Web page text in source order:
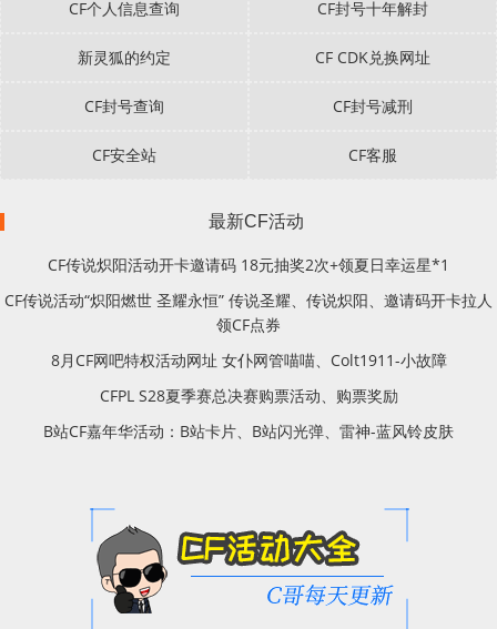
CF个人信息查询 CF封号十年解封
新灵狐的约定 CF CDK兑换网址
CF封号查询 CF封号减刑
CF安全站 CF客服
最新CF活动
CF传说炽阳活动开卡邀请码 18元抽奖2次+领夏日幸运星*1
CF传说活动“炽阳燃世 圣耀永恒” 传说圣耀、传说炽阳、邀请码开卡拉人
领CF点券
8月CF网吧特权活动网址 女仆网管喵喵、Colt1911-小故障
CFPL S28夏季赛总决赛购票活动、购票奖励
B站CF嘉年华活动：B站卡片、B站闪光弹、雷神-蓝风铃皮肤